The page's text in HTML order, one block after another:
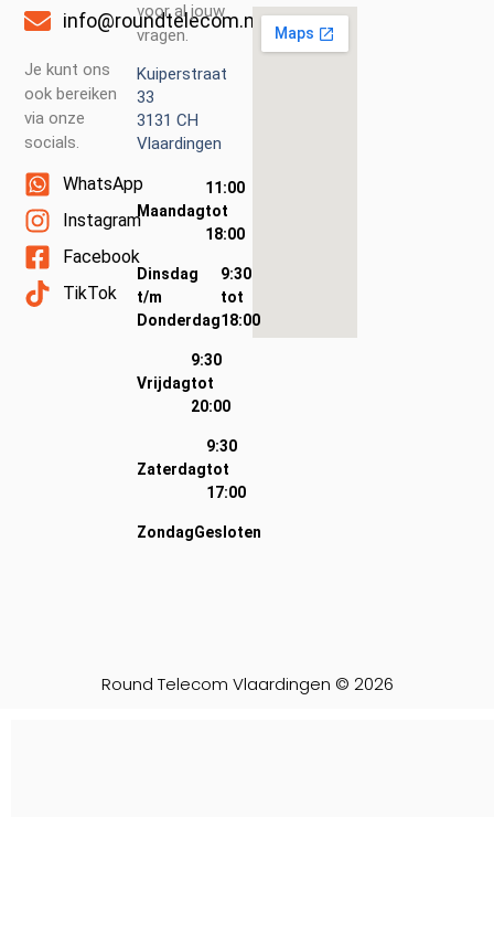
info@roundtelecom.nl
Je kunt ons
ook bereiken
via onze
socials.
WhatsApp
Instagram
Facebook
TikTok
voor al jouw
vragen.
Kuiperstraat
33
3131 CH
Vlaardingen
Maandag
11:00
tot
18:00
Dinsdag
t/m
Donderdag
9:30
tot
18:00
Vrijdag
9:30
tot
20:00
Zaterdag
9:30
tot
17:00
ZondagGesloten
Round Telecom Vlaardingen © 2026